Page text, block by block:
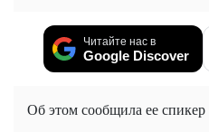
Читайте нас в
Google Discover
Об этом сообщила ее